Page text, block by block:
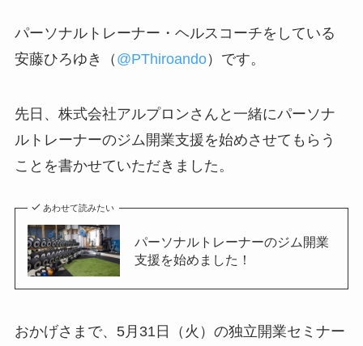
パーソナルトレーナー・ヘルスコーチをしている
安藤ひろゆき（ @PThiroando）です。
先日、株式会社アルプロンさんと一緒にパーソナ
ルトレーナーのジム開業支援を始めさせてもらう
ことを書かせていただきました。
あわせて読みたい
パーソナルトレーナーのジム開業
支援を始めました！
おかげさまで、5月31日（火）の独立開業セミナー